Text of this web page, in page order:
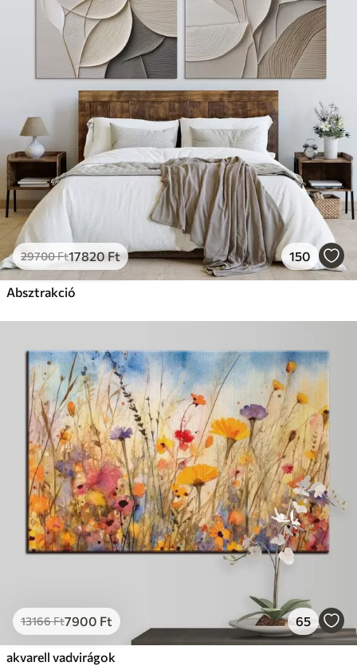
Környezetbarát anyag
Prémium
Tól9875Ft
Élénk, gazdag színek
✓Fakulásálló
✓Biztonságos, szagtalan tinta
✓Vászonhatású felület
✗Környezetbarát anyag
Eco-Prémium
Tól12405Ft
✓Élénk, gazdag színek
✓Fakulásálló
✓Környezetbarát anyag
29700Ft17820Ft 150
Absztrakció
13166Ft7900 Ft 65
akvarell vadvirágok